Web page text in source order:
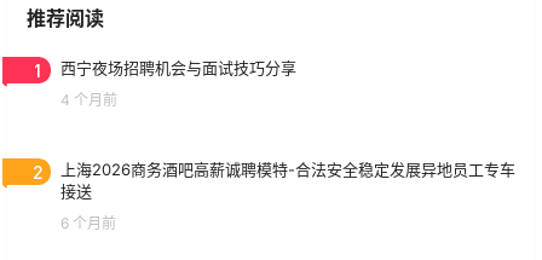
推荐阅读
1 西宁夜场招聘机会与面试技巧分享
4 个月前
2
上海2026商务酒吧高薪诚聘模特-合法安全稳定发展异地员工专车
接送
6 个月前